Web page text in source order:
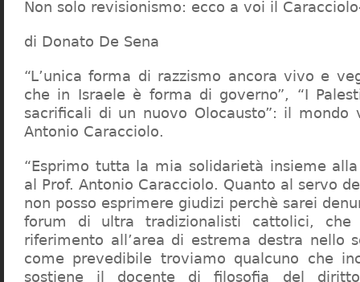
Non solo revisionismo: ecco a voi il
di Donato De Sena
“L’unica forma di razzismo ancora vivo e
che in Israele è forma di governo”, “I
sacrificali di un nuovo Olocausto”: il mondo
Antonio Caracciolo.
“Esprimo tutta la mia solidarietà insieme
al Prof. Antonio Caracciolo. Quanto al servo
non posso esprimere giudizi perchè sarei
forum di ultra tradizionalisti cattolici,
riferimento all’area di estrema destra nello
come prevedibile troviamo qualcuno che
sostiene il docente di filosofia del